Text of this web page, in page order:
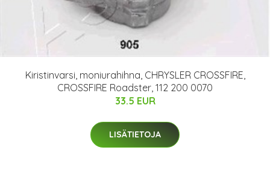
Kiristinvarsi, moniurahihna, CHRYSLER CROSSFIRE,
CROSSFIRE Roadster, 112 200 0070
33.5 EUR
LISÄTIETOJA